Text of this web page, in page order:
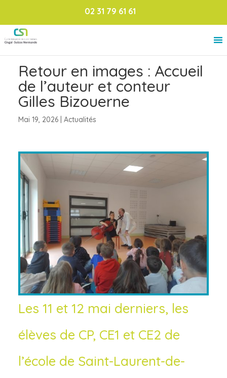
02 31 79 61 61
Retour en images : Accueil
de l’auteur et conteur
Gilles Bizouerne
Mai 19, 2026| Actualités
Les 11 et 12 mai derniers, les
élèves de CP, CE1 et CE2 de
l’école de Saint-Laurent-de-